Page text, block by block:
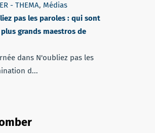
- THEMA, Médias
pas les paroles : qui sont
plus grands maestros de
dans N'oubliez pas les
d...